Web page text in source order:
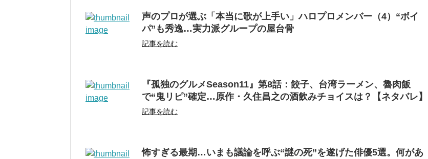
声のプロが選ぶ「本当に歌が上手い」ハロプロメンバー（4）“ボイ
パ”も秀逸…実力派グループの屋台骨
記事を読む
『孤独のグルメSeason11』第8話：餃子、台湾ラーメン、魯肉飯
で“鬼リピ”確定…原作・久住昌之の酒飲みチョイスは？【ネタバレ】
記事を読む
怖すぎる最期…いまも議論を呼ぶ“謎の死”を遂げた俳優5選。何があ